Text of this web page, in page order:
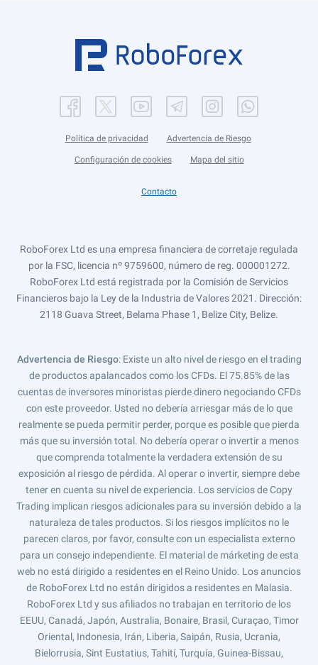
Política de privacidad Advertencia de Riesgo
Configuración de cookies Mapa del sitio
Contacto
RoboForex Ltd es una empresa financiera de corretaje regulada
por la FSC, licencia nº 9759600, número de reg. 000001272.
RoboForex Ltd está registrada por la Comisión de Servicios
Financieros bajo la Ley de la Industria de Valores 2021. Dirección:
2118 Guava Street, Belama Phase 1, Belize City, Belize.
Advertencia de Riesgo: Existe un alto nivel de riesgo en el trading
de productos apalancados como los CFDs. El 75.85% de las
cuentas de inversores minoristas pierde dinero negociando CFDs
con este proveedor. Usted no debería arriesgar más de lo que
realmente se pueda permitir perder, porque es posible que pierda
más que su inversión total. No debería operar o invertir a menos
que comprenda totalmente la verdadera extensión de su
exposición al riesgo de pérdida. Al operar o invertir, siempre debe
tener en cuenta su nivel de experiencia. Los servicios de Copy
Trading implican riesgos adicionales para su inversión debido a la
naturaleza de tales productos. Si los riesgos implícitos no le
parecen claros, por favor, consulte con un especialista externo
para un consejo independiente. El material de márketing de esta
web no está dirigido a residentes en el Reino Unido. Los anuncios
de RoboForex Ltd no están dirigidos a residentes en Malasia.
RoboForex Ltd y sus afiliados no trabajan en territorio de los
EEUU, Canadá, Japón, Australia, Bonaire, Brasil, Curaçao, Timor
Oriental, Indonesia, Irán, Liberia, Saipán, Rusia, Ucrania,
Bielorrusia, Sint Eustatius, Tahití, Turquía, Guinea-Bissau,